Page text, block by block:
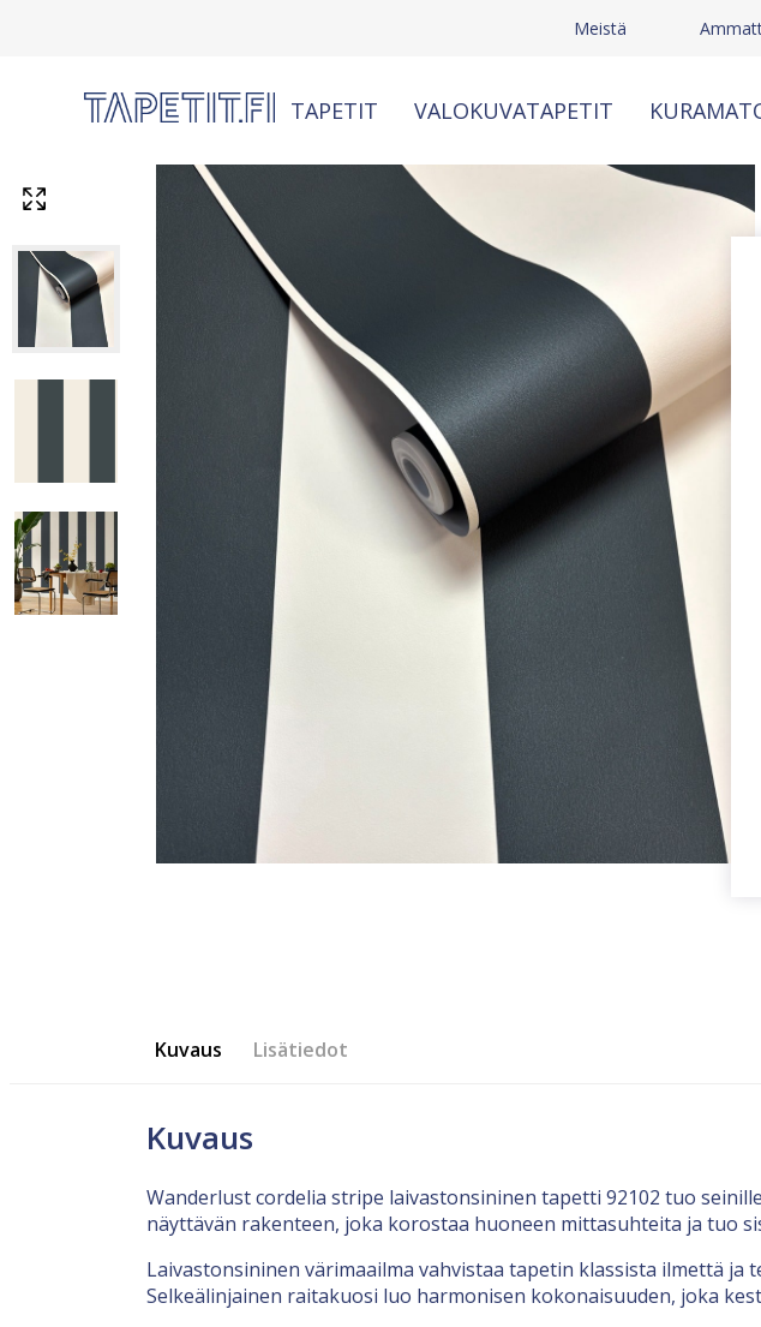
Meistä
TAPETIT VALOKUVATAPETIT
Kuvaus Lisätiedot
Kuvaus
Wanderlust cordelia stripe laivastonsininen tapetti 92102 tuo
näyttävän rakenteen, joka korostaa huoneen mittasuhteita ja tuo
Laivastonsininen värimaailma vahvistaa tapetin klassista ilmettä
Selkeälinjainen raitakuosi luo harmonisen kokonaisuuden, joka